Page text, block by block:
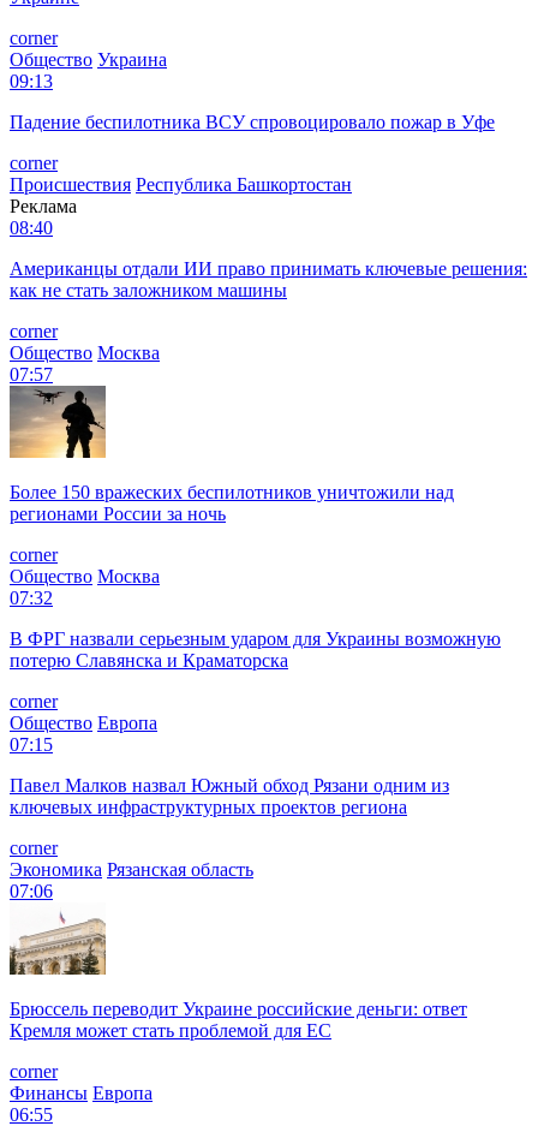
corner
Общество Украина
09:13
Падение беспилотника ВСУ спровоцировало пожар в Уфе
corner
Происшествия Республика Башкортостан
Реклама
08:40
Американцы отдали ИИ право принимать ключевые решения:
как не стать заложником машины
corner
Общество Москва
07:57
Более 150 вражеских беспилотников уничтожили над
регионами России за ночь
corner
Общество Москва
07:32
В ФРГ назвали серьезным ударом для Украины возможную
потерю Славянска и Краматорска
corner
Общество Европа
07:15
Павел Малков назвал Южный обход Рязани одним из
ключевых инфраструктурных проектов региона
corner
Экономика Рязанская область
07:06
Брюссель переводит Украине российские деньги: ответ
Кремля может стать проблемой для EC
corner
Финансы Европа
06:55